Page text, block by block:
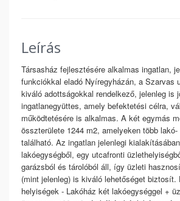
Leírás
Társasház fejlesztésére alkalmas ingatlan,
funkciókkal eladó Nyíregyházán, a Szarvas
kiváló adottságokkal rendelkező, jelenleg is
ingatlanegyüttes, amely befektetési célra,
működtetésére is alkalmas. A két egymás
összterülete 1244 m2, amelyeken több
található. Az ingatlan jelenlegi
lakóegységből, egy utcafronti
garázsból és tárolóból áll, így üzleti
(mint jelenleg) is kiváló lehetőséget biztosít.
helyiségek - Lakóház két lakóegységgel +